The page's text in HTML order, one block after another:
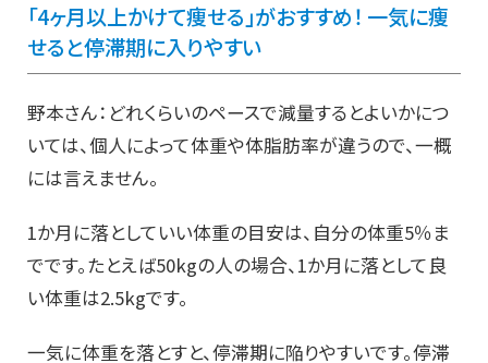
「4ヶ月以上かけて痩せる」がおすすめ！ 一気に痩
せると停滞期に入りやすい
野本さん：どれくらいのペースで減量するとよいかにつ
いては、個人によって体重や体脂肪率が違うので、一概
には言えません。
1か月に落としていい体重の目安は、自分の体重5％ま
でです。たとえば50kgの人の場合、1か月に落として良
い体重は2.5kgです。
一気に体重を落とすと、停滞期に陥りやすいです。停滞